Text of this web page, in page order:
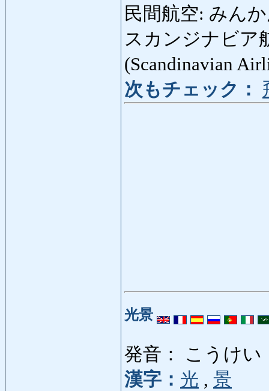
民間航空: みん
スカンジナビア
(Scandinavian
次もチェック：
光景
発音： こうけい
漢字： 光 , 景